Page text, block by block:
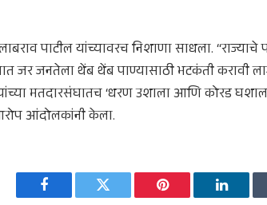
पाटील यांच्यावरच निशाणा साधला. “राज्याचे
जर जनतेला थेंब थेंब पाण्यासाठी भटकंती करावी
मतदारसंघातच ‘धरण उशाला आणि कोरड
आंदोलकांनी केला.
Facebook Twitter Pinterest